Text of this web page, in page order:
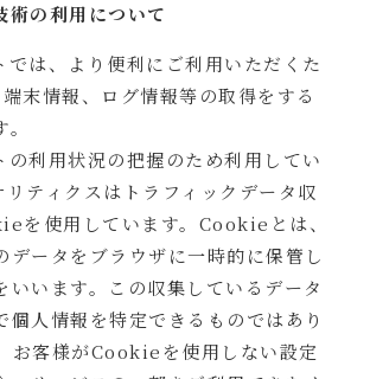
の利用について
では、より便利にご利用いただくた
末情報、ログ情報等の取得をする
の利用状況の把握のため利用してい
ティクスはトラフィックデータ収
を使用しています。Cookieとは、
データをブラウザに一時的に保管し
いいます。この収集しているデータ
個人情報を特定できるものではあり
お客様がCookieを使用しない設定